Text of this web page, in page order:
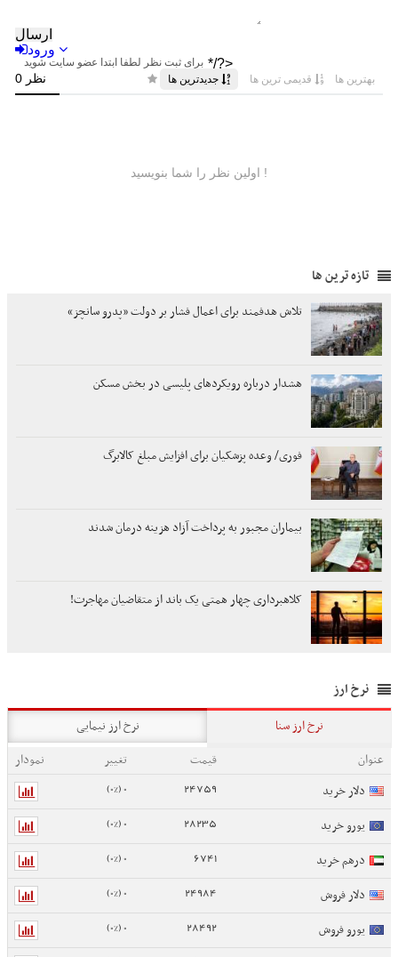
تازه ترین ها
تلاش هدفمند برای اعمال فشار بر دولت «پدرو سانچز»
هشدار درباره رویکردهای پلیسی در بخش مسکن
فوری/ وعده پزشکیان برای افزایش مبلغ کالابرگ
بیماران مجبور به پرداخت آزاد هزینه درمان شدند
کلاهبرداری چهار همتی یک باند از متقاضیان مهاجرت!
نرخ ارز
نرخ ارز سنا
نرخ ارز نیمایی
عنوان
قیمت تغییر
نمودار
دلار خرید
24759
0 (0%)
یورو خرید 28235
0 (0%)
درهم خرید 6741
0 (0%)
دلار فروش 24984
0 (0%)
یورو فروش 28492
0 (0%)